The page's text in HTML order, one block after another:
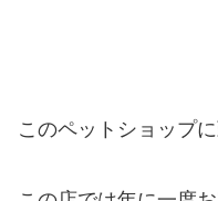
このペットショップに